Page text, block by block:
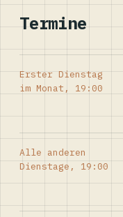
Termine
Erster Dienstag
im Monat, 19:00
Alle anderen
Dienstage, 19:00